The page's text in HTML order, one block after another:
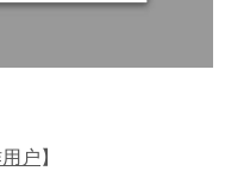
户 】